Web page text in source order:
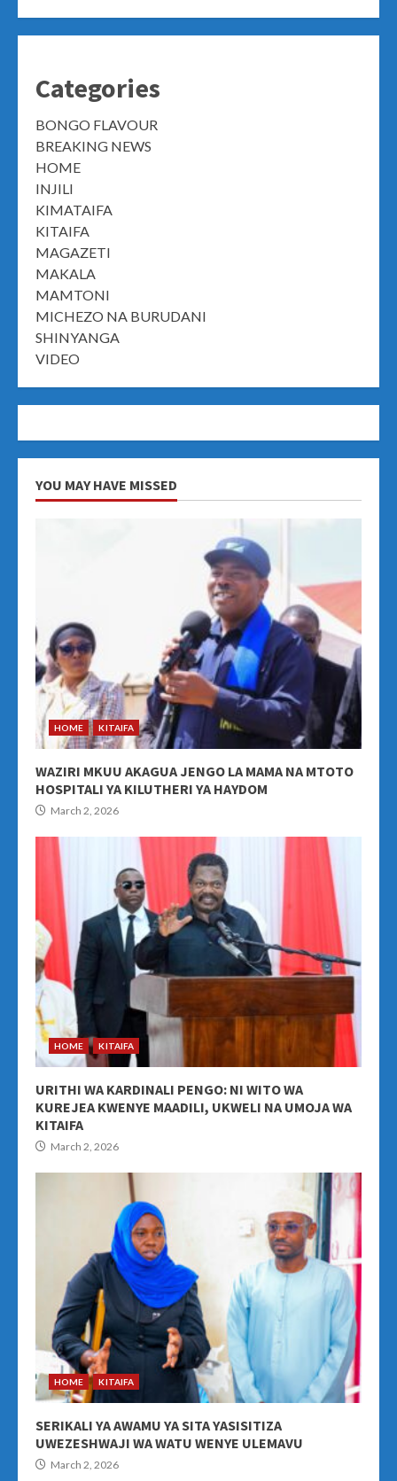
Categories
BONGO FLAVOUR
BREAKING NEWS
HOME
INJILI
KIMATAIFA
KITAIFA
MAGAZETI
MAKALA
MAMTONI
MICHEZO NA BURUDANI
SHINYANGA
VIDEO
YOU MAY HAVE MISSED
HOME KITAIFA
WAZIRI MKUU AKAGUA JENGO LA MAMA NA MTOTO
HOSPITALI YA KILUTHERI YA HAYDOM
March 2, 2026
HOME KITAIFA
URITHI WA KARDINALI PENGO: NI WITO WA
KUREJEA KWENYE MAADILI, UKWELI NA UMOJA WA
KITAIFA
March 2, 2026
HOME KITAIFA
SERIKALI YA AWAMU YA SITA YASISITIZA
UWEZESHWAJI WA WATU WENYE ULEMAVU
March 2, 2026